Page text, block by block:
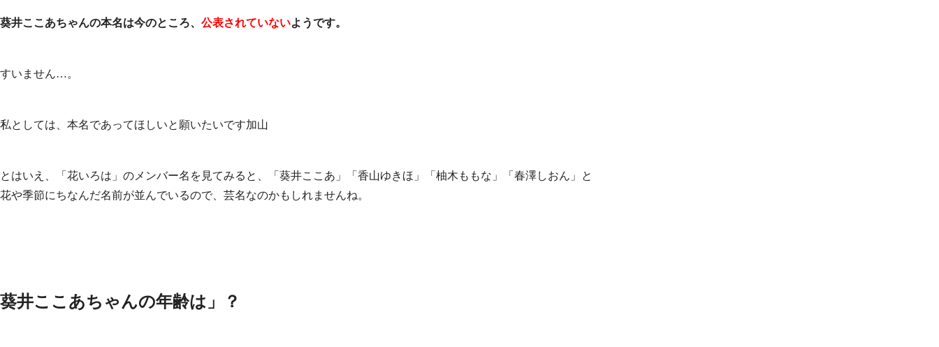
葵井ここあちゃんの本名は今のところ、 公表されていないようです。
すいません…。
私としては、本名であってほしいと願いたいです加山
とはいえ、「花いろは」のメンバー名を見てみると、「葵井ここあ」「香山ゆきほ」「柚木ももな」「春澤しおん」と
花や季節にちなんだ名前が並んでいるので、芸名なのかもしれませんね。
葵井ここあちゃんの年齢は」？